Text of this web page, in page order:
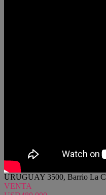
URUGUAY 3500, Barrio La
VENTA